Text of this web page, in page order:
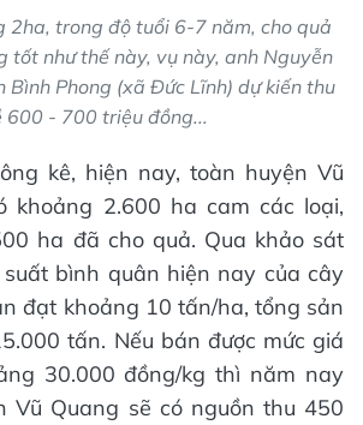
2ha, trong độ tuổi 6-7 năm, cho quả
tốt như thế này, vụ này, anh Nguyễn
Bình Phong (xã Đức Lĩnh) dự kiến thu
600 - 700 triệu đồng...
kê, hiện nay, toàn huyện Vũ
khoảng 2.600 ha cam các loại,
ha đã cho quả. Qua khảo sát
bình quân hiện nay của cây
đạt khoảng 10 tấn/ha, tổng sản
tấn. Nếu bán được mức giá
30.000 đồng/kg thì năm nay
Vũ Quang sẽ có nguồn thu 450